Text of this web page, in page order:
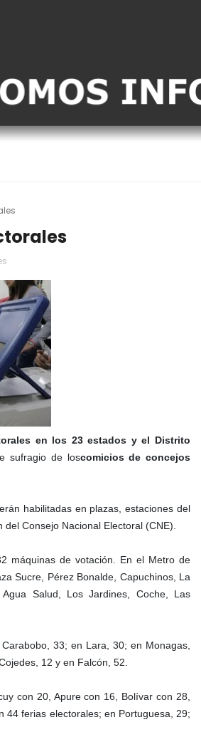
en los 23 estados y el Distrito
sufragio de loscomicios de concejos
habilitadas en plazas, estaciones del
Consejo Nacional Electoral (CNE).
máquinas de votación. En el Metro de
Sucre, Pérez Bonalde, Capuchinos, La
Salud, Los Jardines, Coche, Las
33; en Lara, 30; en Monagas,
12 y en Falcón, 52.
con 20, Apure con 16, Bolívar con 28,
44 ferias electorales; en Portuguesa, 29;